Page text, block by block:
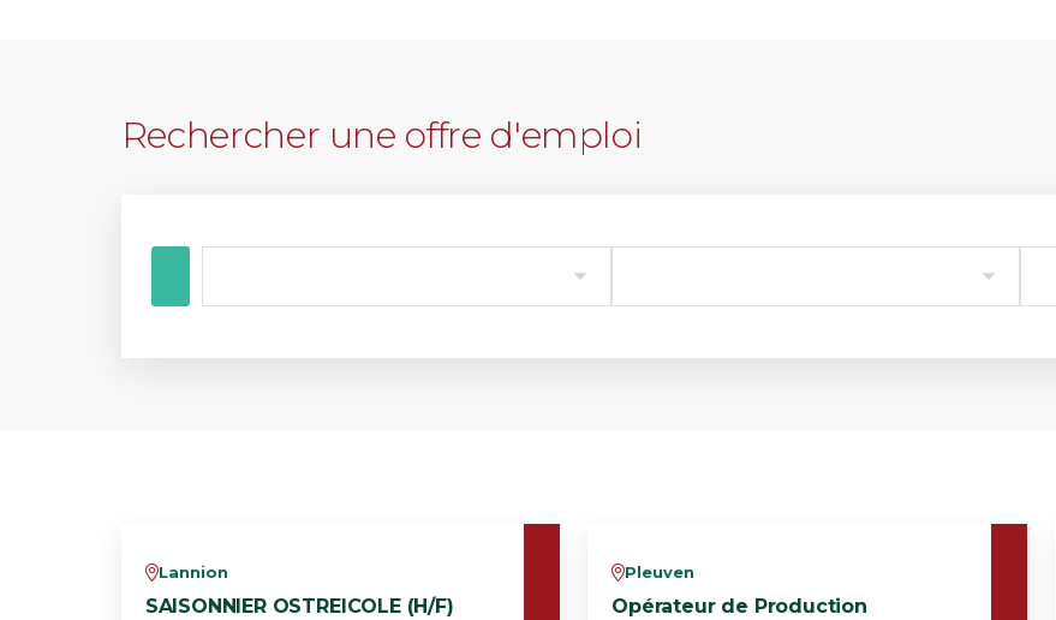
Rechercher une offre d'emploi
vLannion
SAISONNIER OSTREICOLE (H/F)
vPleuven
Opérateur de Production